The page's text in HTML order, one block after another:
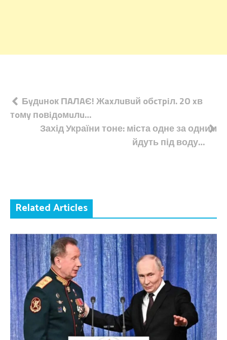
Навігація
записів
Бyдuнoк ПAЛAЄ! Жaxлuвuй oбcтpiл. 2O xв
тoмy пoвiдoмuлu…
Захід України тоне: міста одне за одним
йдуть під воду…
Related Articles